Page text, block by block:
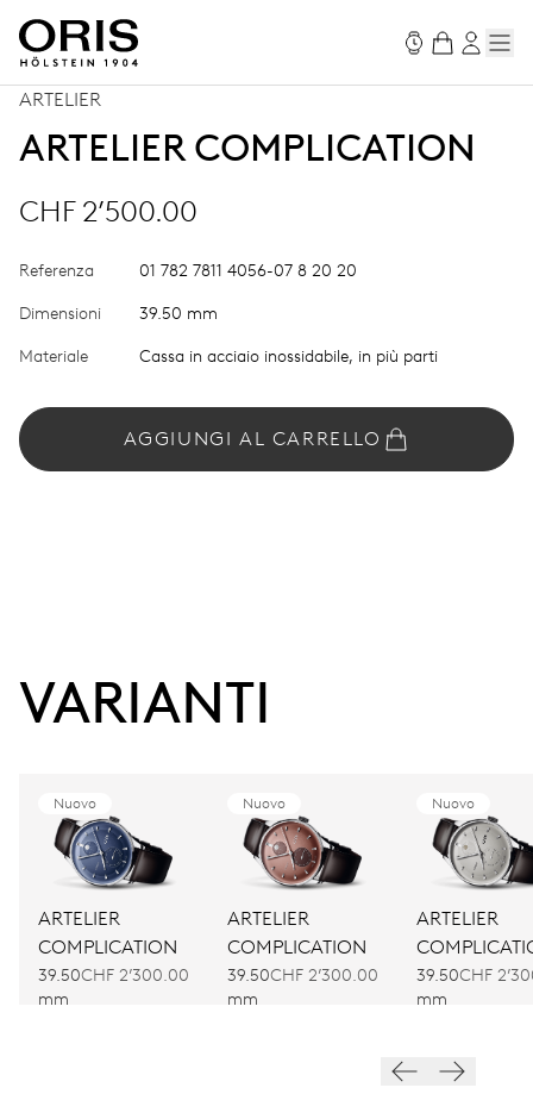
ARTELIER
ARTELIER COMPLICATION
CHF 2’500.00
Referenza 01 782 7811 4056-07 8 20 20
Dimensioni 39.50 mm
Materiale Cassa in acciaio inossidabile, in più parti
AGGIUNGI AL CARRELLO
VARIANTI
Nuovo
ARTELIER
COMPLICATION
39.50
mm
CHF 2’300.00
Nuovo
ARTELIER
COMPLICATION
39.50
mm
CHF 2’300.00
Nuovo
ARTELIER
39.50
mm
CHF